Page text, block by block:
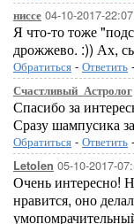
ниссе 04-10-2017-22:07
Я что-то тоже
дрожжево. :)) Ах,
Обратиться - Ответить -
Счастливый_Астролог
Спасибо за
Сразу шампусика
Обратиться - Ответить -
Letolen 05-10-2017-
Очень интересно!
нравится, оно